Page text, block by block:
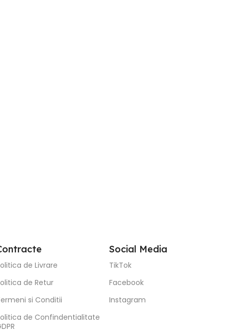
de Livrare
de Retur
si Conditii
de Confindentialitate
Social Media
TikTok
Facebook
Instagram